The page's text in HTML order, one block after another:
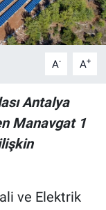
A- A+
Antalya
Manavgat 1
ve Elektrik